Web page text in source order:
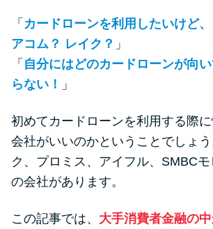
バレずに借りたい
便利なコンテンツ
カードローン診断
カードローンQ&A
「 カードローンを利用したいけど
アコム？ レイク？ 」
「 自分にはどのカードローンが向
らない！
」
初めてカードローンを利用する際
会社がいいのかということでしょ
ク、プロミス、アイフル、SMBCモ
の会社があります。
この記事では、 大手消費者金融の